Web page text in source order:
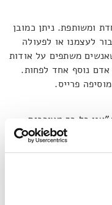
ומשותפת. ניתן כמובן
לעצמנו או לפעולה
משתפים על אודות
אדם נוסף אחד לפחות.
פרייס.
"אנו כל כך מעורבים
אפילו לאבד את
בזרימה".